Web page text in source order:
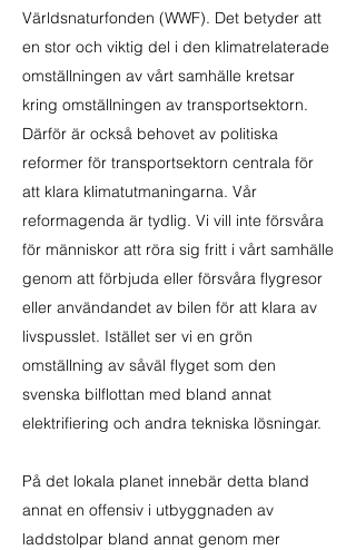
Världsnaturfonden (WWF). Det betyder att
en stor och viktig del i den klimatrelaterade
omställningen av vårt samhälle kretsar
kring omställningen av transportsektorn.
Därför är också behovet av politiska
reformer för transportsektorn centrala för
att klara klimatutmaningarna. Vår
reformagenda är tydlig. Vi vill inte försvåra
för människor att röra sig fritt i vårt samhälle
genom att förbjuda eller försvåra flygresor
eller användandet av bilen för att klara av
livspusslet. Istället ser vi en grön
omställning av såväl flyget som den
svenska bilflottan med bland annat
elektrifiering och andra tekniska lösningar.
På det lokala planet innebär detta bland
annat en offensiv i utbyggnaden av
laddstolpar bland annat genom mer